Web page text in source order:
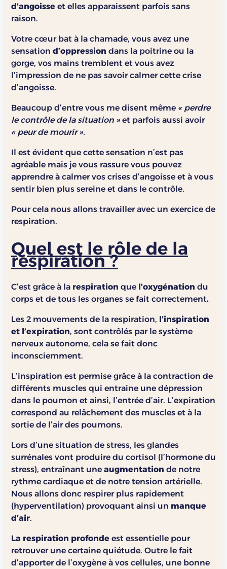
d’angoisse et elles apparaissent parfois sans
raison.
Votre cœur bat à la chamade, vous avez une
sensation d’oppression dans la poitrine ou la
gorge, vos mains tremblent et vous avez
l’impression de ne pas savoir calmer cette crise
d’angoisse.
Beaucoup d’entre vous me disent même « perdre
le contrôle de la situation »et parfois aussi avoir
« peur de mourir ».
Il est évident que cette sensation n’est pas
agréable mais je vous rassure vous pouvez
apprendre à calmer vos crises d’angoisse et à vous
sentir bien plus sereine et dans le contrôle.
Pour cela nous allons travailler avec un exercice de
respiration.
Quel est le rôle de la
respiration ?
C’est grâce à la respiration que l’oxygénation du
corps et de tous les organes se fait correctement.
Les 2 mouvements de la respiration, l’inspiration
et l’expiration, sont contrôlés par le système
nerveux autonome, cela se fait donc
inconsciemment.
L’inspiration est permise grâce à la contraction de
différents muscles qui entraine une dépression
dans le poumon et ainsi, l’entrée d’air. L’expiration
correspond au relâchement des muscles et à la
sortie de l’air des poumons.
Lors d’une situation de stress, les glandes
surrénales vont produire du cortisol (l’hormone du
stress), entraînant une augmentation de notre
rythme cardiaque et de notre tension artérielle.
Nous allons donc respirer plus rapidement
(hyperventilation) provoquant ainsi un manque
d’air.
La respiration profonde est essentielle pour
retrouver une certaine quiétude. Outre le fait
d’apporter de l’oxygène à vos cellules, une bonne